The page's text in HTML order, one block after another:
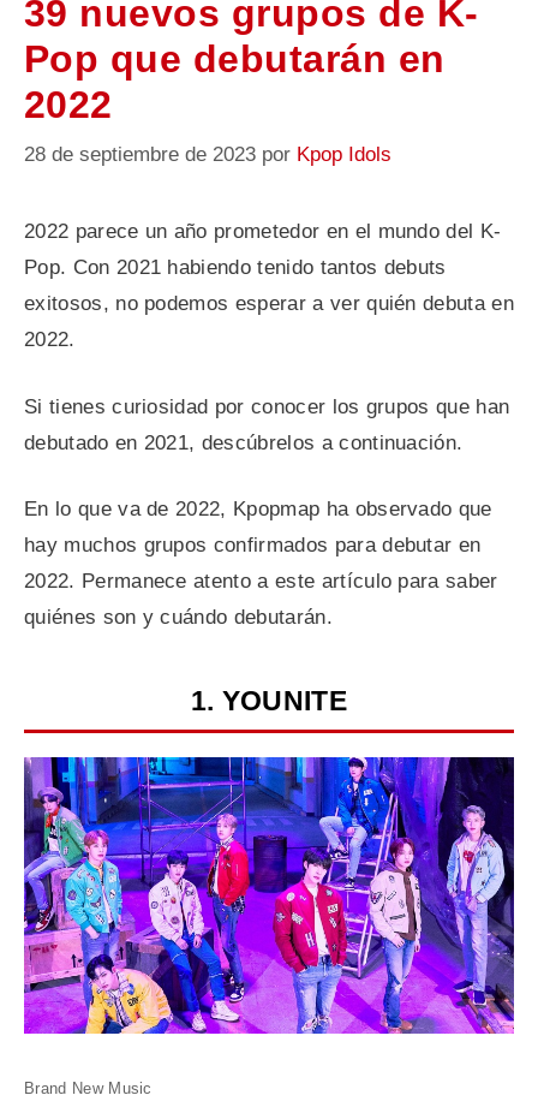
39 nuevos grupos de K-
Pop que debutarán en
2022
28 de septiembre de 2023 por Kpop Idols
2022 parece un año prometedor en el mundo del K-
Pop. Con 2021 habiendo tenido tantos debuts
exitosos, no podemos esperar a ver quién debuta en
2022.
Si tienes curiosidad por conocer los grupos que han
debutado en 2021, descúbrelos a continuación.
En lo que va de 2022, Kpopmap ha observado que
hay muchos grupos confirmados para debutar en
2022. Permanece atento a este artículo para saber
quiénes son y cuándo debutarán.
1. YOUNITE
Brand New Music